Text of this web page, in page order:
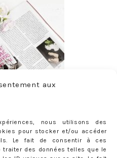
aux
nous utilisons des
pour stocker et/ou accéder
Le fait de consentir à ces
des données telles que le